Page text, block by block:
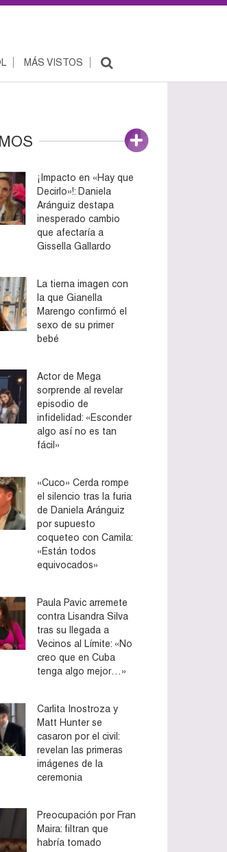
MÁS VISTOS
¡Impacto en «Hay que
Decirlo»!: Daniela
Aránguiz destapa
inesperado cambio
que afectaría a
Gissella Gallardo
La tierna imagen con
la que Gianella
Marengo confirmó el
sexo de su primer
bebé
Actor de Mega
sorprende al revelar
episodio de
infidelidad: «Esconder
algo así no es tan
fácil»
«Cuco» Cerda rompe
el silencio tras la furia
de Daniela Aránguiz
por supuesto
coqueteo con Camila:
«Están todos
equivocados»
Paula Pavic arremete
contra Lisandra Silva
tras su llegada a
Vecinos al Límite: «No
creo que en Cuba
tenga algo mejor…»
Carlita Inostroza y
Matt Hunter se
casaron por el civil:
revelan las primeras
imágenes de la
ceremonia
Preocupación por Fran
Maira: filtran que
habría tomado